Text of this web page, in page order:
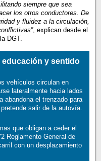
siempre que sea
los otros conductores. De
y fluidez a la circulación,
, explican desde el
DGT.
y sentido
vehículos circulan en
lateralmente hacia lados
abandona el trenzado para
salir de la autovía.
que obligan a ceder el
Reglamento General de
con un desplazamiento